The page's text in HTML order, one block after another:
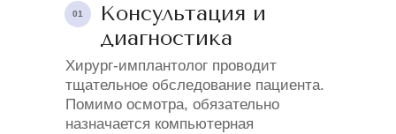
Консультация и
диагностика
Хирург-имплантолог проводит
тщательное обследование пациента.
Помимо осмотра, обязательно
назначается компьютерная
01